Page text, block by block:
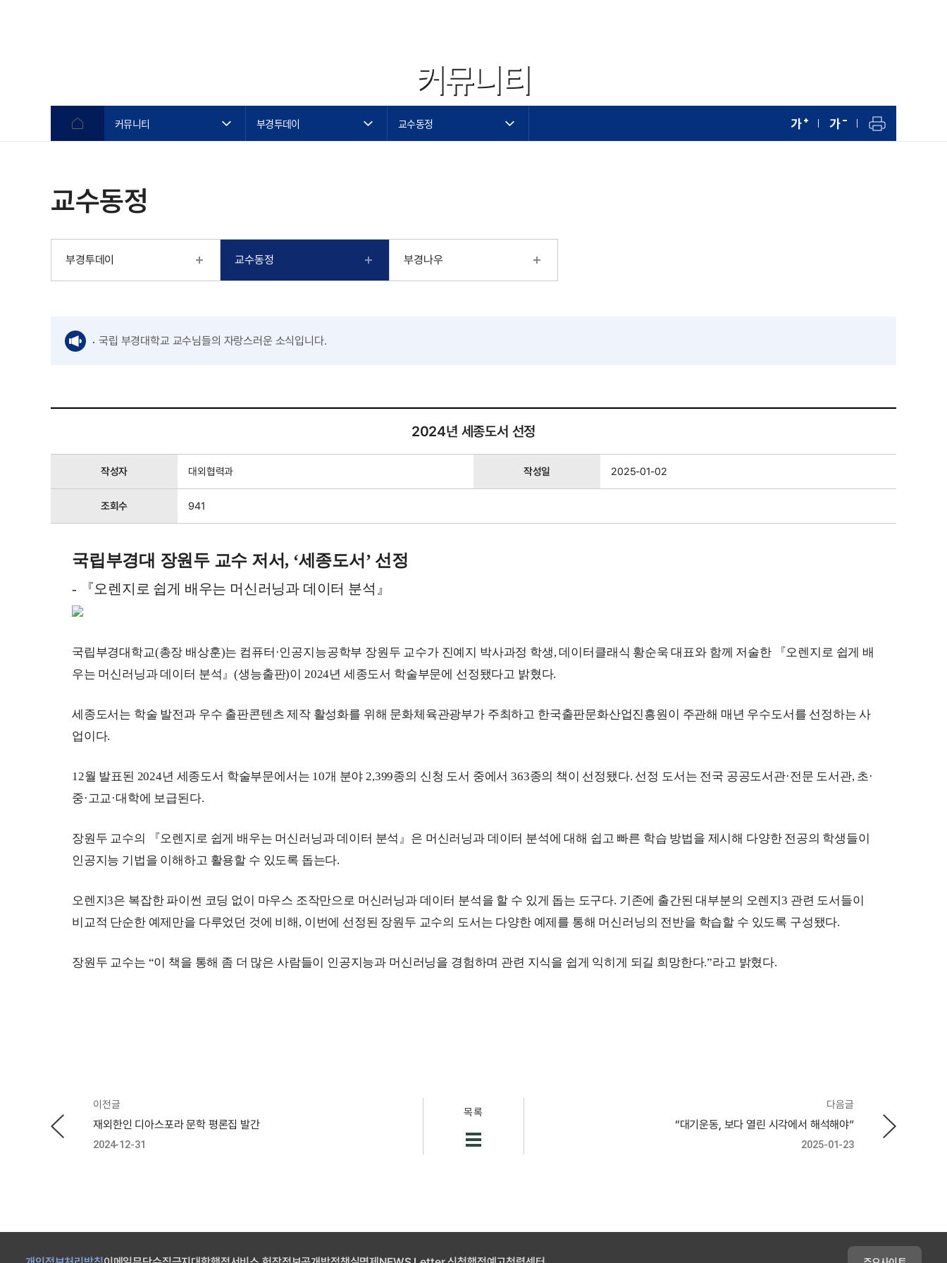
커뮤니티
커뮤니티 부경투데이 교수동정
교수동정
부경투데이 교수동정 부경나우
국립 부경대학교 교수님들의 자랑스러운 소식입니다.
2024년 세종도서 선정
작성자 대외협력과 작성일 2025-01-02
조회수 941
국립부경대 장원두 교수 저서, ‘세종도서 ’ 선정
- 『오렌지로 쉽게 배우는 머신러닝과 데이터 분석 』
국립부경대학교(총장 배상훈)는 컴퓨터 ·인공지능공학부 장원두 교수가 진예지 박사과정 학생, 데이터클래식 황순욱 대표와 함께 저술한 『오렌지로 쉽게 배
우는 머 신러닝과 데이터 분석』(생능출판)이 2024년 세종도서 학술부문에 선정됐다고 밝혔다.
세종도서는 학술 발전과 우수 출판콘텐츠 제작 활성화를 위해 문화체육관광부가 주최하고 한국출판문화산업진흥원이 주관해 매년 우수도서를 선정하는 사
업이다.
12월 발표된 2024년 세종도서 학술부문에서는 10개 분야 2,399종의 신청 도서 중에서 363종의 책이 선정됐다. 선정 도서는 전국 공공도서관·전문 도서관, 초·
중·고교·대학에 보급된다.
장원두 교수의 『오렌지로 쉽게 배우는 머신러닝과 데이터 분석 』 은 머신러닝과 데이터 분석에 대해 쉽고 빠른 학습 방법을 제시해 다양한 전공의 학생들이
인공지능 기법을 이해하고 활용할 수 있도록 돕는다.
오렌지3은 복잡한 파이썬 코딩 없이 마우스 조작만으로 머신러닝과 데이터 분석을 할 수 있게 돕는 도구다. 기존에 출간된 대부분의 오렌지3 관련 도서들이
비교적 단순한 예제만을 다루었던 것에 비해 , 이번에 선정된 장원두 교수의 도서는 다양한 예제를 통해 머신러닝의 전반을 학습할 수 있도록 구성됐다.
장원두 교수는 “이 책을 통해 좀 더 많은 사람들이 인공지능과 머신러닝을 경험하며 관련 지식을 쉽게 익히게 되길 희망한다.”라고 밝혔다.
이전글
재외한인 디아스포라 문학 평론집 발간
2024-12-31
목록
다음글
“대기운동, 보다 열린 시각에서 해석해야”
2025-01-23